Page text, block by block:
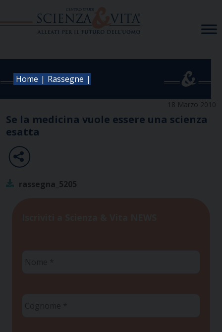
Home | Rassegne |
18 Marzo 2010
Se la medicina vuole essere una scienza
esatta
rassegna_5205